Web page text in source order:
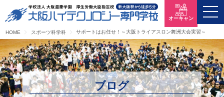
HOME スポーツ科学科 サポートはお任せ！～大阪トライアスロン舞洲大会実習～
オーキャン
ブログ